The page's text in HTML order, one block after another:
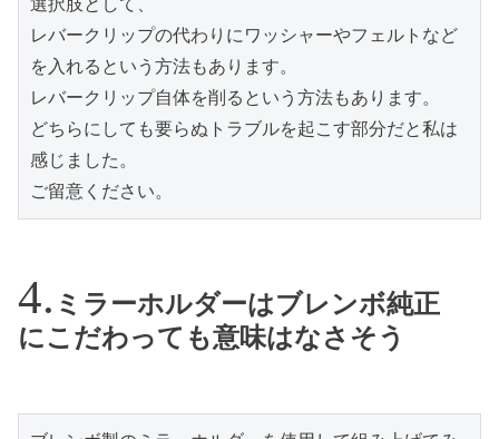
レバークリップの代わりにワッシャーやフェルトなど
を入れるという方法もあります。
レバークリップ自体を削るという方法もあります。
どちらにしても要らぬトラブルを起こす部分だと私は
感じました。
ご留意ください。
ミラーホルダーはブレンボ純正
にこだわっても意味はなさそう